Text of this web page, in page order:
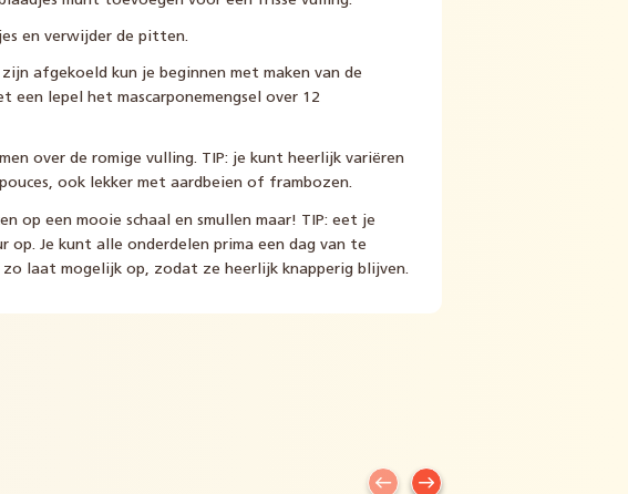
en verwijder de pitten.
afgekoeld kun je beginnen met maken van de
een lepel het mascarponemengsel over 12
over de romige vulling. TIP: je kunt heerlijk variëren
ook lekker met aardbeien of frambozen.
op een mooie schaal en smullen maar! TIP: eet je
op. Je kunt alle onderdelen prima een dag van te
zo laat mogelijk op, zodat ze heerlijk knapperig blijven.